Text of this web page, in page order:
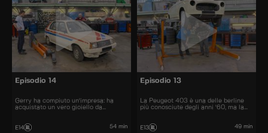
Episodio 14
Gerry ha compiuto un'impresa: ha
acquistato un vero gioiello da
E14 54 min
Episodio 13
La Peugeot 403 è una delle berline
più conosciute degli anni '60, ma la
E13 49 min